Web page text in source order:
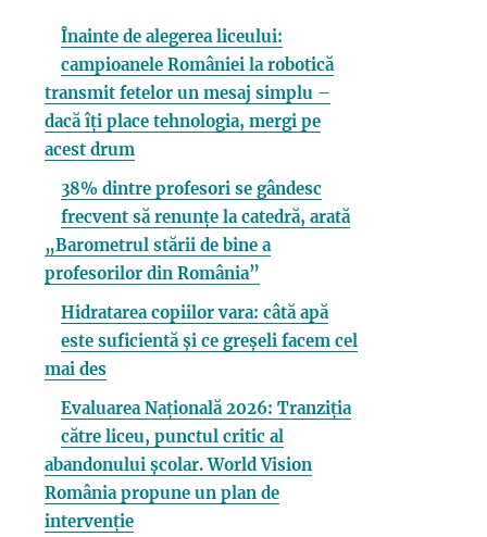
Înainte de alegerea liceului:
campioanele României la robotică
transmit fetelor un mesaj simplu –
dacă îți place tehnologia, mergi pe
acest drum
38% dintre profesori se gândesc
frecvent să renunțe la catedră, arată
„Barometrul stării de bine a
profesorilor din România”
Hidratarea copiilor vara: câtă apă
este suficientă și ce greșeli facem cel
mai des
Evaluarea Națională 2026: Tranziția
către liceu, punctul critic al
abandonului școlar. World Vision
România propune un plan de
intervenție